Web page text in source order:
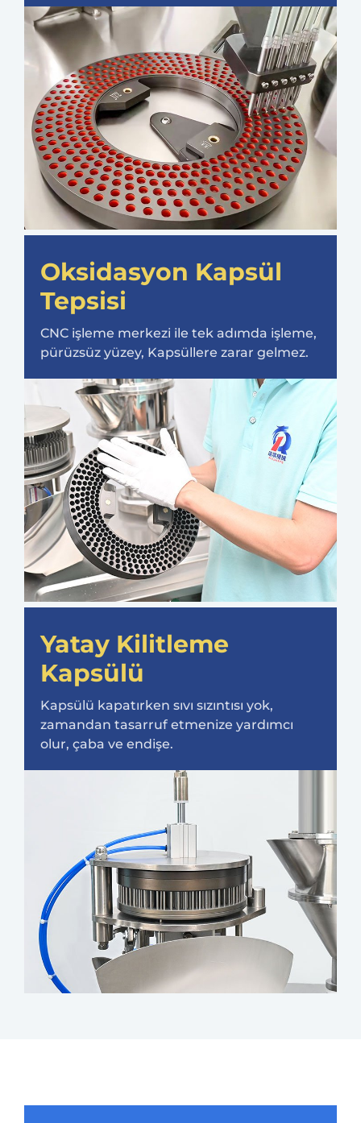
Oksidasyon Kapsül
Tepsisi
CNC işleme merkezi ile tek adımda işleme,
pürüzsüz yüzey, Kapsüllere zarar gelmez.
Yatay Kilitleme
Kapsülü
Kapsülü kapatırken sıvı sızıntısı yok,
zamandan tasarruf etmenize yardımcı
olur, çaba ve endişe.